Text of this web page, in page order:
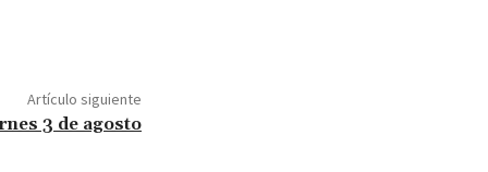
Artículo siguiente
3 de agosto